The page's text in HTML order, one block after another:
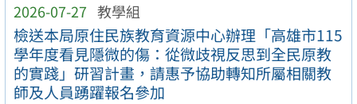
2026-07-27 教學組
檢送本局原住民族教育資源中心辦理「高雄市115
學年度看見隱微的傷：從微歧視反思到全民原教
的實踐」研習計畫，請惠予協助轉知所屬相關教
師及人員踴躍報名參加